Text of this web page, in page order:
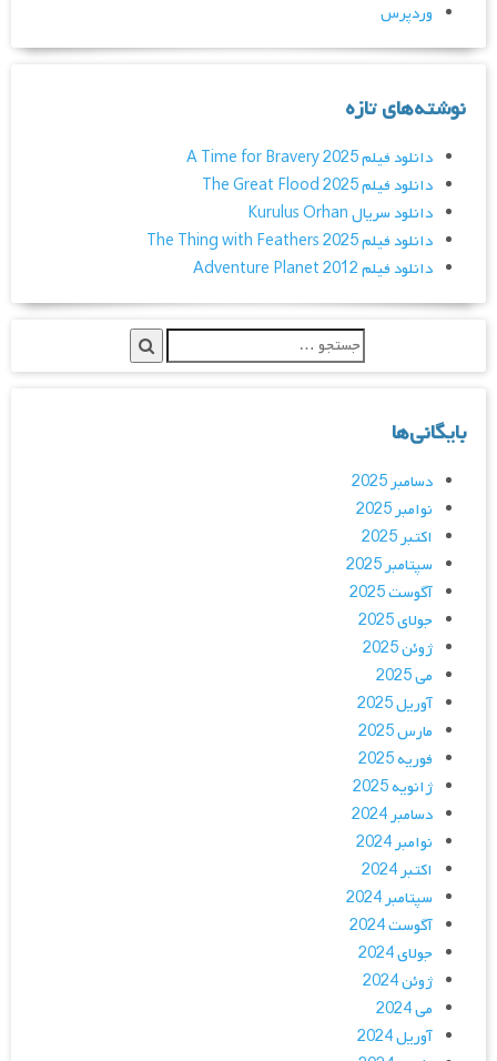
وردپرس
نوشته‌های تازه
دانلود فیلم A Time for Bravery 2025
دانلود فیلم The Great Flood 2025
دانلود سریال Kurulus Orhan
دانلود فیلم The Thing with Feathers 2025
دانلود فیلم Adventure Planet 2012
بایگانی‌ها
دسامبر 2025
نوامبر 2025
اکتبر 2025
سپتامبر 2025
آگوست 2025
جولای 2025
ژوئن 2025
می 2025
آوریل 2025
مارس 2025
فوریه 2025
ژانویه 2025
دسامبر 2024
نوامبر 2024
اکتبر 2024
سپتامبر 2024
آگوست 2024
جولای 2024
ژوئن 2024
می 2024
آوریل 2024